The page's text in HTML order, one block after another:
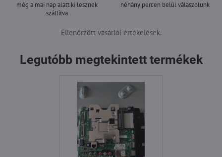
még a mai nap alatt ki lesznek
szállítva
néhány percen belül válaszolunk
Ellenőrzött vásárlói értékelések.
Legutóbb megtekintett termékek